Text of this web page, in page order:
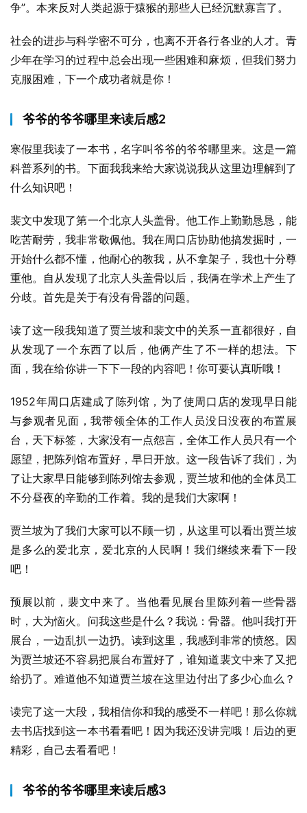
争”。本来反对人类起源于猿猴的那些人已经沉默寡言了。
社会的进步与科学密不可分，也离不开各行各业的人才。青
少年在学习的过程中总会出现一些困难和麻烦，但我们努力
克服困难，下一个成功者就是你！
爷爷的爷爷哪里来读后感2
寒假里我读了一本书，名字叫爷爷的爷爷哪里来。这是一篇
科普系列的书。下面我我来给大家说说我从这里边理解到了
什么知识吧！
裴文中发现了第一个北京人头盖骨。他工作上勤勤恳恳，能
吃苦耐劳，我非常敬佩他。我在周口店协助他搞发掘时，一
开始什么都不懂，他耐心的教我，从不拿架子，我也十分尊
重他。自从发现了北京人头盖骨以后，我俩在学术上产生了
分歧。首先是关于有没有骨器的问题。
读了这一段我知道了贾兰坡和裴文中的关系一直都很好，自
从发现了一个东西了以后，他俩产生了不一样的想法。下
面，我在给你讲一下下一段的内容吧！你可要认真听哦！
1952年周口店建成了陈列馆，为了使周口店的发现早日能
与参观者见面，我带领全体的工作人员没日没夜的布置展
台，天下标签，大家没有一点怨言，全体工作人员只有一个
愿望，把陈列馆布置好，早日开放。这一段告诉了我们，为
了让大家早日能够到陈列馆去参观，贾兰坡和他的全体员工
不分昼夜的辛勤的工作着。我的是我们大家啊！
贾兰坡为了我们大家可以不顾一切，从这里可以看出贾兰坡
是多么的爱北京，爱北京的人民啊！我们继续来看下一段
吧！
预展以前，裴文中来了。当他看见展台里陈列着一些骨器
时，大为恼火。问我这些是什么？我说：骨器。他叫我打开
展台，一边乱扒一边扔。读到这里，我感到非常的愤怒。因
为贾兰坡还不容易把展台布置好了，谁知道裴文中来了又把
给扔了。难道他不知道贾兰坡在这里边付出了多少心血么？
读完了这一大段，我相信你和我的感受不一样吧！那么你就
去书店找到这一本书看看吧！因为我还没讲完哦！后边的更
精彩，自己去看看吧！
爷爷的爷爷哪里来读后感3